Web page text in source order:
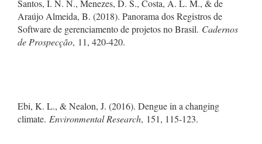
Santos, I. N. N., Menezes, D. S., Costa, A. L. M., & de
Araújo Almeida, B. (2018). Panorama dos Registros de
Software de gerenciamento de projetos no Brasil. Cadernos
de Prospecção, 11, 420-420.
Ebi, K. L., & Nealon, J. (2016). Dengue in a changing
climate. Environmental Research, 151, 115-123.